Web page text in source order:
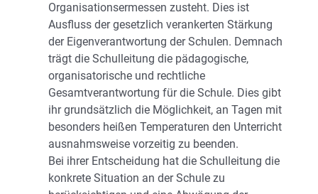
Organisationsermessen zusteht. Dies ist
Ausfluss der gesetzlich verankerten Stärkung
der Eigenverantwortung der Schulen. Demnach
trägt die Schulleitung die pädagogische,
organisatorische und rechtliche
Gesamtverantwortung für die Schule. Dies gibt
ihr grundsätzlich die Möglichkeit, an Tagen mit
besonders heißen Temperaturen den Unterricht
ausnahmsweise vorzeitig zu beenden.
Bei ihrer Entscheidung hat die Schulleitung die
konkrete Situation an der Schule zu